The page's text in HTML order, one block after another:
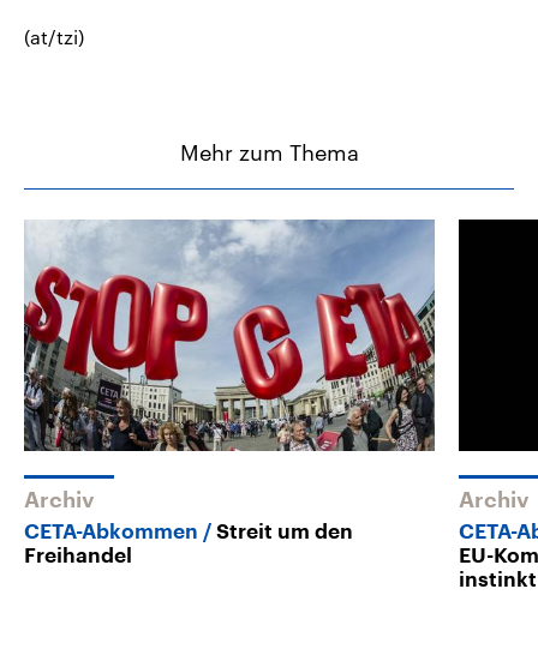
(at/tzi)
Mehr zum Thema
Archiv
CETA-Abkommen
Streit um den
Freihandel
Archiv
CETA-
EU-